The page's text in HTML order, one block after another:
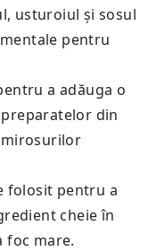
usturoiul și sosul
pentru
a adăuga o
din
folosit pentru a
cheie în
foc mare.